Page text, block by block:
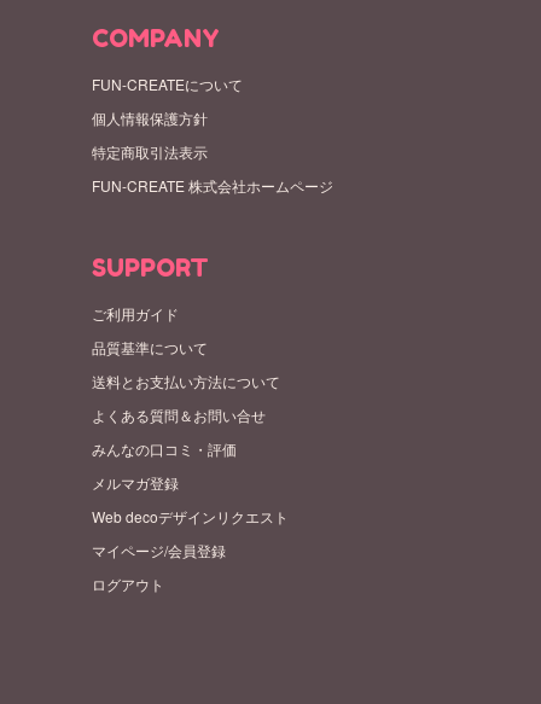
COMPANY
FUN-CREATEについて
個人情報保護方針
特定商取引法表示
FUN-CREATE 株式会社ホームページ
SUPPORT
ご利用ガイド
品質基準について
送料とお支払い方法について
よくある質問＆お問い合せ
みんなの口コミ・評価
メルマガ登録
Web decoデザインリクエスト
マイページ/会員登録
ログアウト